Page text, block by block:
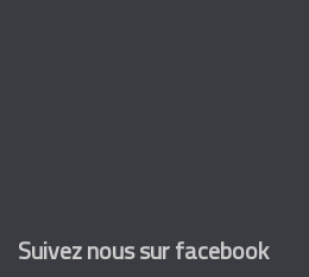
Suivez nous sur facebook